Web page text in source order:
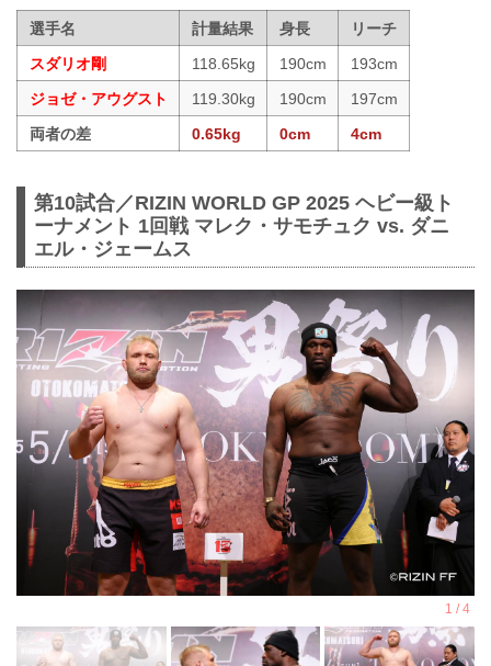
選手名 計量結果 身長
リーチ
スダリオ剛
118.65kg 190cm
193cm
ジョゼ・アウグスト
119.30kg 190cm
197cm
両者の差
0.65kg 0cm 4cm
第10試合／RIZIN WORLD GP 2025 ヘビー級ト
ーナメント 1回戦 マレク・サモチュク vs. ダニ
エル・ジェームス